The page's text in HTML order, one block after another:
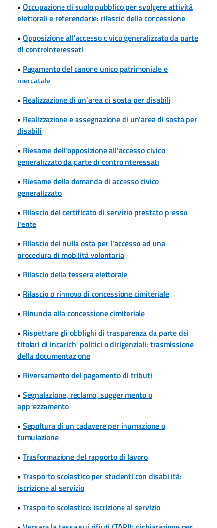
• Occupazione di suolo pubblico per svolgere attività
elettorali e referendarie: rilascio della concessione
• Opposizione all'accesso civico generalizzato da parte
di controinteressati
• Pagamento del canone unico patrimoniale e
mercatale
• Realizzazione di un'area di sosta per disabili
• Realizzazione e assegnazione di un'area di sosta per
disabili
• Riesame dell'opposizione all'accesso civico
generalizzato da parte di controinteressati
• Riesame della domanda di accesso civico
generalizzato
• Rilascio del certificato di servizio prestato presso
l'ente
• Rilascio del nulla osta per l'accesso ad una
procedura di mobilità volontaria
• Rilascio della tessera elettorale
• Rilascio o rinnovo di concessione cimiteriale
• Rinuncia alla concessione cimiteriale
• Rispettare gli obblighi di trasparenza da parte dei
titolari di incarichi politici o dirigenziali: trasmissione
della documentazione
• Riversamento del pagamento di tributi
• Segnalazione, reclamo, suggerimento o
apprezzamento
• Sepoltura di un cadavere per inumazione o
tumulazione
• Trasformazione del rapporto di lavoro
• Trasporto scolastico per studenti con disabilità:
iscrizione al servizio
• Trasporto scolastico: iscrizione al servizio